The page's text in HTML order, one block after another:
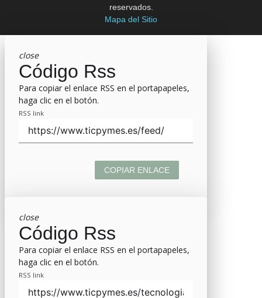
reservados.
Mapa del Sitio
close
Código Rss
Para copiar el enlace RSS en el portapapeles,
haga clic en el botón.
RSS link
COPIAR ENLACE
close
Código Rss
Para copiar el enlace RSS en el portapapeles,
haga clic en el botón.
RSS link